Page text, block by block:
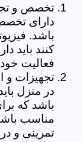
تخصص و
دارای
باشد.
کنند باید
فعالیت
تجهیزات و
در منزل
باشد که
مناسب
تمرینی و